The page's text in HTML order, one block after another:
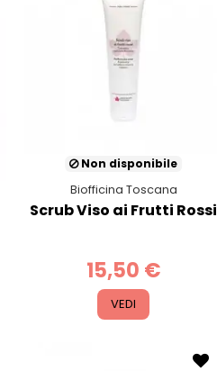
Non disponibile
Biofficina Toscana
Scrub Viso ai Frutti Rossi
15,50 €
VEDI